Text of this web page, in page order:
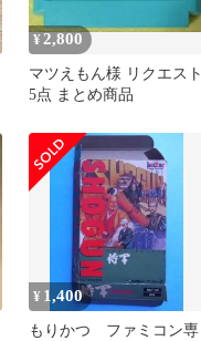
¥ 2,800
マツえもん様 リクエスト
5点 まとめ商品
¥ 1,400
もりかつ ファミコン専